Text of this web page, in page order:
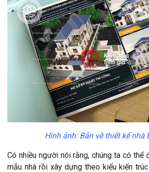
Hình ảnh: Bản vẽ thiết kế nhà
Có nhiều người nói rằng, chúng ta có thể
mẫu nhà rồi xây dựng theo kiểu kiến